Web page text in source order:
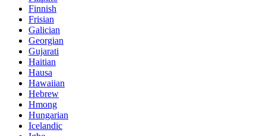
Finnish
Frisian
Galician
Georgian
Gujarati
Haitian
Hausa
Hawaiian
Hebrew
Hmong
Hungarian
Icelandic